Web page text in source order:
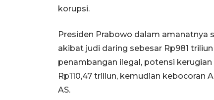
korupsi.
Presiden Prabowo dalam amanatnya
akibat judi daring sebesar Rp981
penambangan ilegal, potensi
Rp110,47 triliun, kemudian
AS.